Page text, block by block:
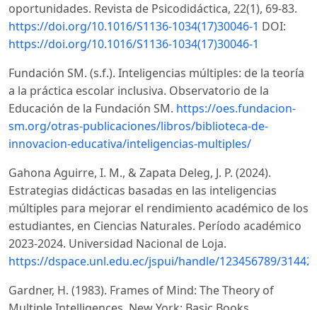
oportunidades. Revista de Psicodidáctica, 22(1), 69-83.
https://doi.org/10.1016/S1136-1034(17)30046-1 DOI:
https://doi.org/10.1016/S1136-1034(17)30046-1
Fundación SM. (s.f.). Inteligencias múltiples: de la teoría
a la práctica escolar inclusiva. Observatorio de la
Educación de la Fundación SM. https://oes.fundacion-
sm.org/otras-publicaciones/libros/biblioteca-de-
innovacion-educativa/inteligencias-multiples/
Gahona Aguirre, I. M., & Zapata Deleg, J. P. (2024).
Estrategias didácticas basadas en las inteligencias
múltiples para mejorar el rendimiento académico de los
estudiantes, en Ciencias Naturales. Período académico
2023-2024. Universidad Nacional de Loja.
https://dspace.unl.edu.ec/jspui/handle/123456789/31442
Gardner, H. (1983). Frames of Mind: The Theory of